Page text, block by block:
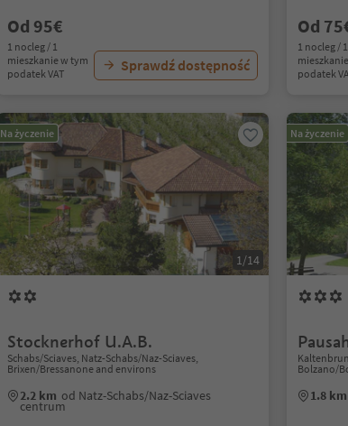
Od 95€
1 nocleg / 1
mieszkanie w tym
podatek VAT
Sprawdź dostępność
Od
1 nocleg / 1
podatek
Na życzenie
1/14
Stocknerhof U.A.B.
Schabs/Sciaves, Natz-Schabs/Naz-Sciaves,
Brixen/Bressanone and environs
2.2 km od Natz-Schabs/Naz-Sciaves
centrum
Na życzenie
Bolzano/
1.8 km